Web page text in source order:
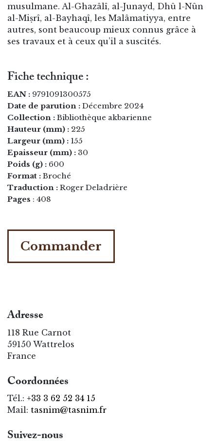
musulmane. Al-Ghazâlî, al-Junayd, Dhû l-Nûn
al-Miṣrî, al-Bayhaqî, les Malâmatiyya, entre
autres, sont beaucoup mieux connus grâce à
ses travaux et à ceux qu’il a suscités.
Fiche technique :
EAN : 9791091300575
Date de parution : Décembre 2024
Collection : Bibliothèque akbarienne
Hauteur (mm) : 225
Largeur (mm) : 155
Epaisseur (mm) : 30
Poids (g) : 600
Format : Broché
Traduction : Roger Deladrière
Pages : 408
Commander
Adresse
118 Rue Carnot
59150 Wattrelos
France
Coordonnées
Tél.: +33 3 62 52 34 15
Mail: tasnim@tasnim.fr
Suivez-nous